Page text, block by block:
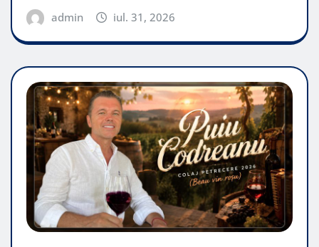
admin iul. 31, 2026